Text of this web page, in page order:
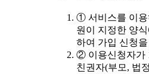
① 서비스를 이용
원이 지정한 양
하여 가입 신청
② 이용신청자가
친권자(부모, 법